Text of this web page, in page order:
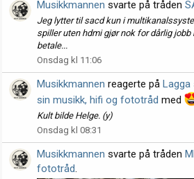
Musikkmannen svarte på tråden
Jeg lytter til sacd kun i
spiller uten hdmi gjør nok for dårlig jobb
betale...
Onsdag kl 11:06
Musikkmannen reagerte på Lagga
sin musikk, hifi og fototråd med
Kult bilde Helge. (y)
Onsdag kl 08:31
Musikkmannen svarte på tråden
fototråd.